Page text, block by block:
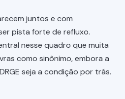
juntos e com
pista forte de refluxo.
nesse quadro que muita
como sinônimo, embora a
seja a condição por trás.